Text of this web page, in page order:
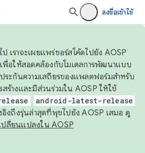
ลงชื่อเข้าใช้
เราจะเผยแพร่ซอร์สโค้ดไปยัง AOSP
พื่อให้สอดคล้องกับโมเดลการพัฒนาแบบ
ระกันความเสถียรของแพลตฟอร์มสำหรับ
สร้างและมีส่วนร่วมใน AOSP ให้ใช้
android-latest-release
งถึงรุ่นล่าสุดที่พุชไปยัง AOSP เสมอ ดู
ปลี่ยนแปลงใน AOSP